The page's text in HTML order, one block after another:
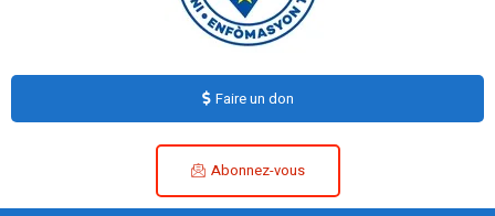
Faire un don
Abonnez-vous